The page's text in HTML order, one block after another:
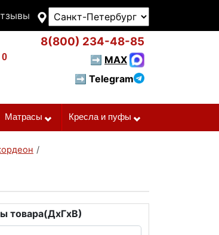
0
8(800) 234-48-85
➡ MAX
➡ Telegram
Матрасы Кресла и пуфы
/
товара(ДxГxВ)